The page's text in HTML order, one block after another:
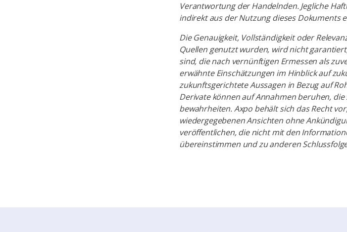
Verantwortung der Handelnden. Jegliche
indirekt aus der Nutzung dieses Dokuments
Die Genauigkeit, Vollständigkeit oder
Quellen genutzt wurden, wird nicht
sind, die nach vernünftigen Ermessen als
erwähnte Einschätzungen im Hinblick auf
zukunftsgerichtete Aussagen in Bezug auf
Derivate können auf Annahmen beruhen,
bewahrheiten. Axpo behält sich das Recht
wiedergegebenen Ansichten ohne
veröffentlichen, die nicht mit den
übereinstimmen und zu anderen